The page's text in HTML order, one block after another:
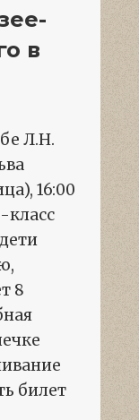
в
Л.Н.
16:00
класс
8
билет